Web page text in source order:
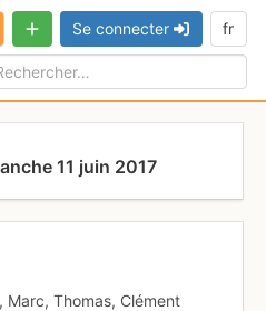
Se connecter fr
11 juin 2017
Marc, Thomas, Clément